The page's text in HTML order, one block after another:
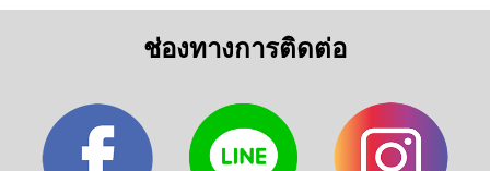
ช่องทางการติดต่อ